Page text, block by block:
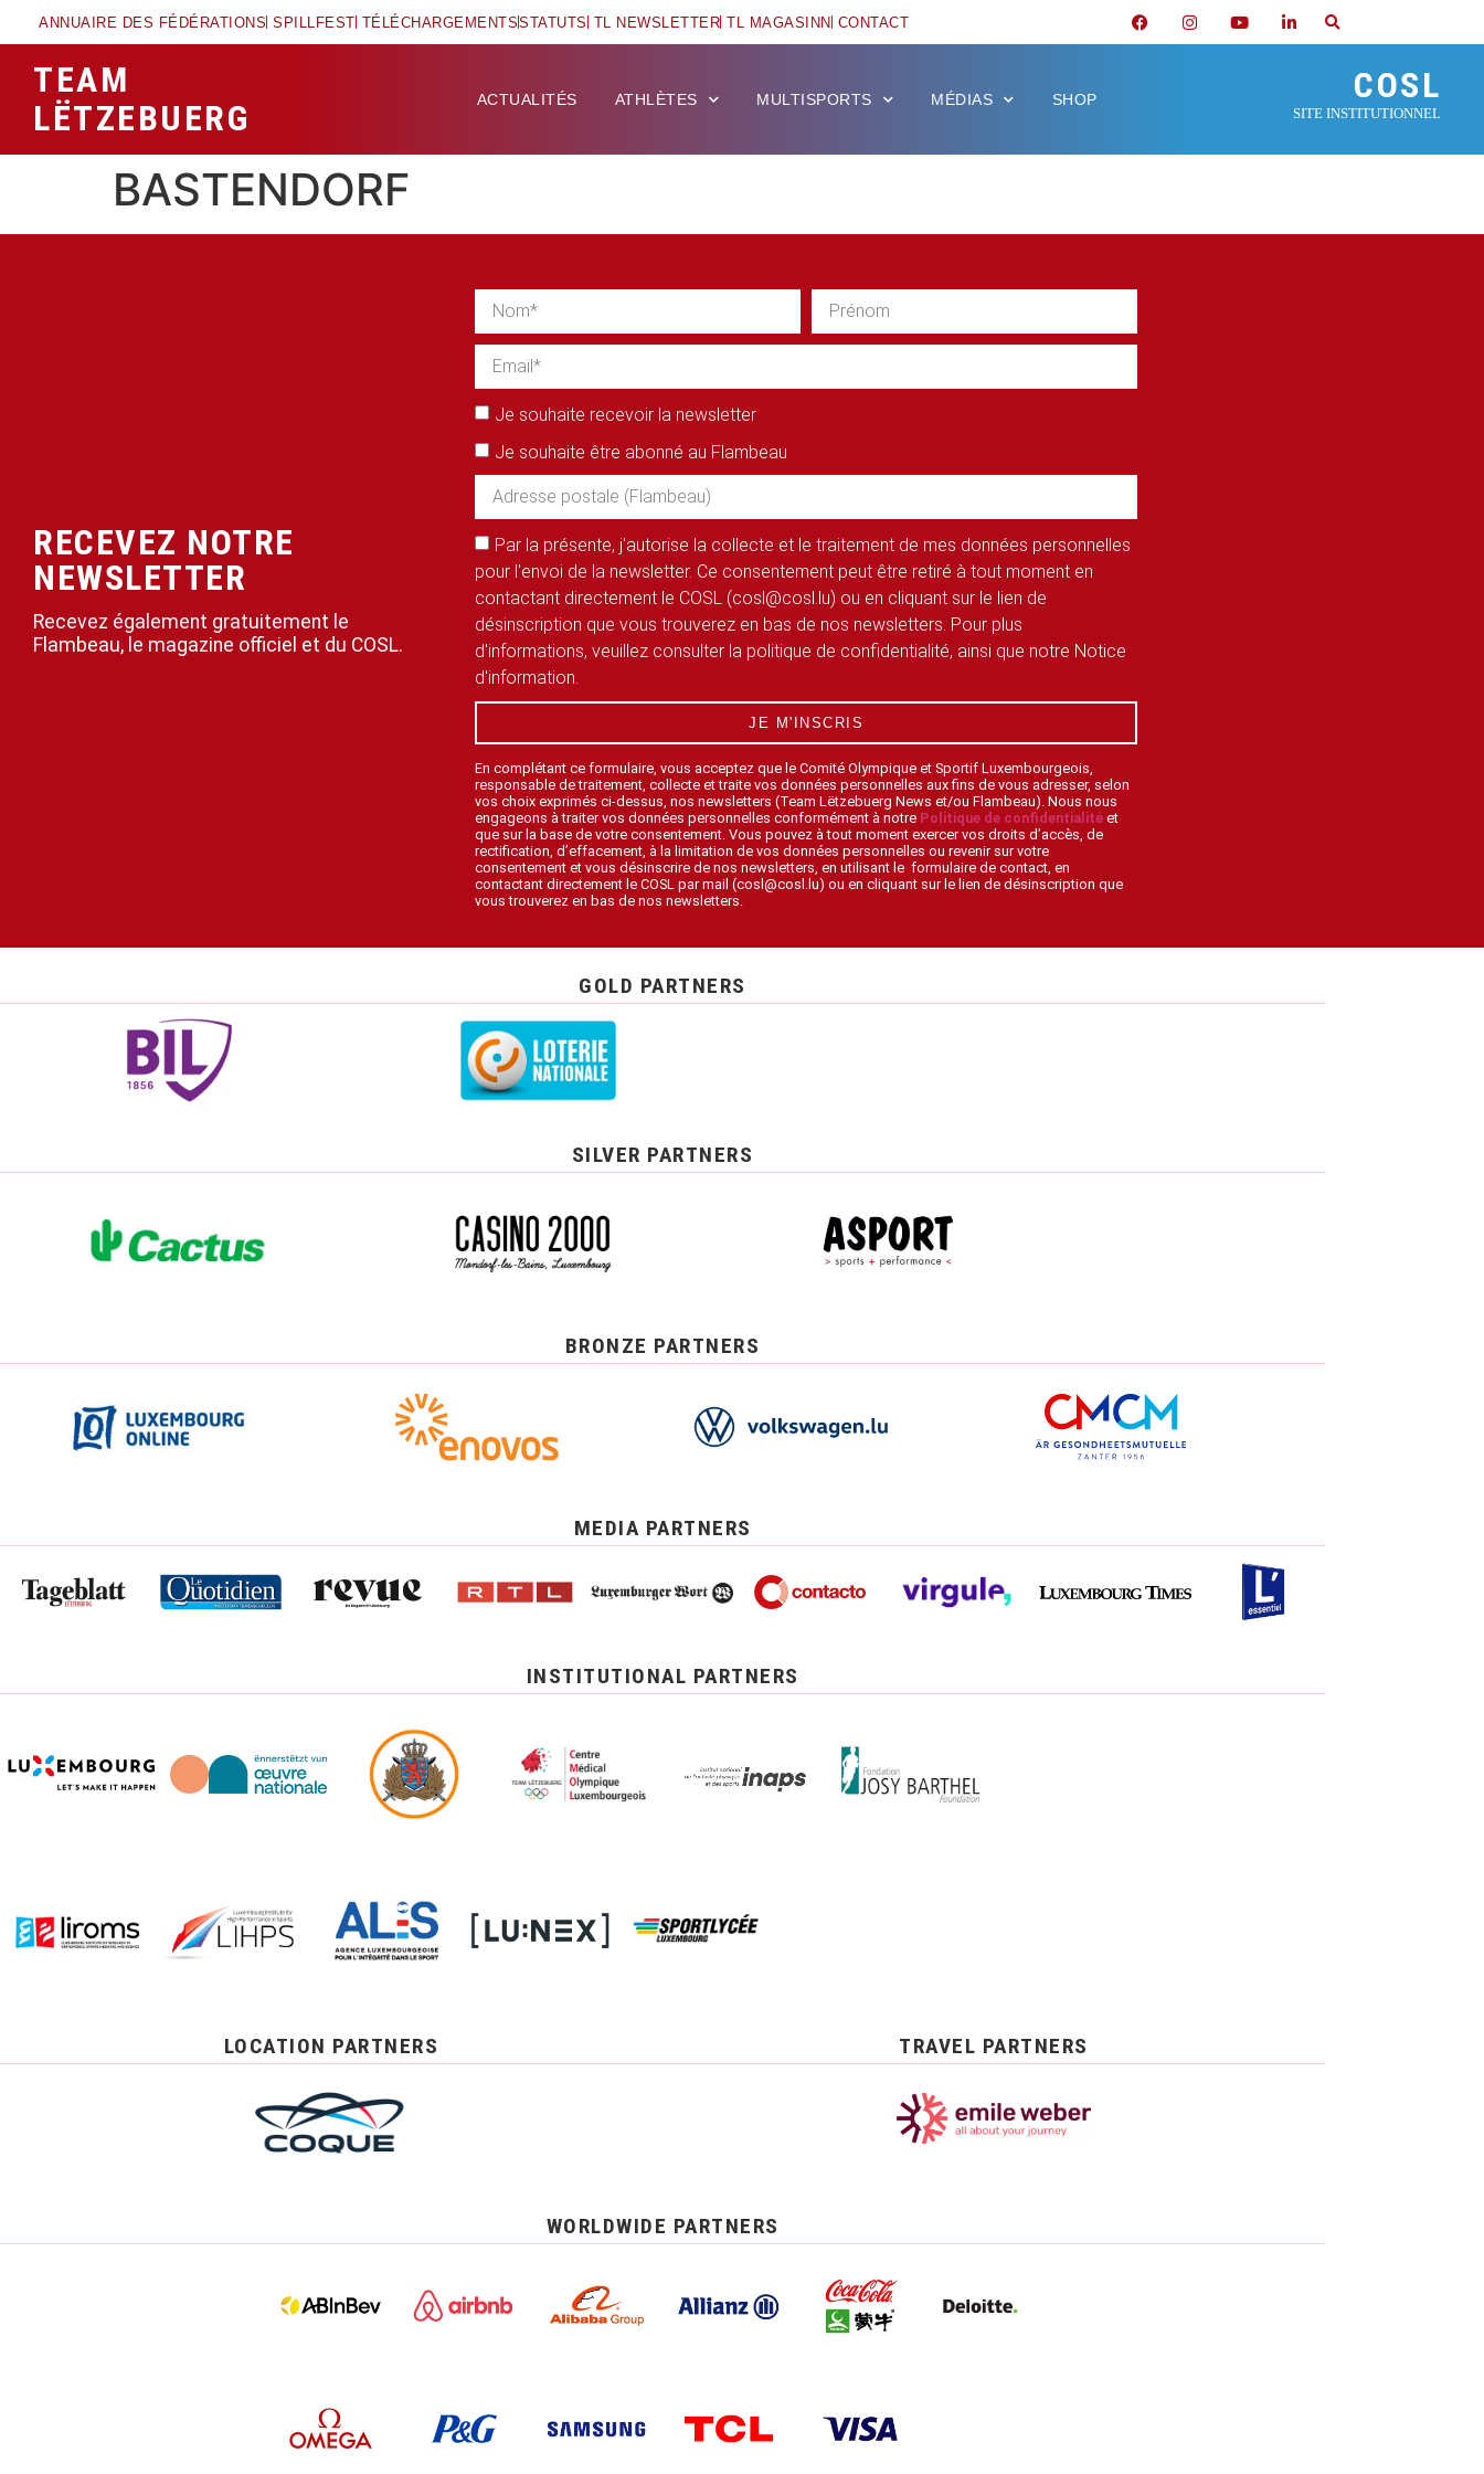
ANNUAIRE DES FÉDÉRATIONS SPILLFEST TÉLÉCHARGEMENTSSTATUTS TL NEWSLETTER TL MAGASINN CONTACT
TEAM
LËTZEBUERG
ACTUALITÉS ATHLÈTES MULTISPORTS MÉDIAS SHOP COSL
SITE INSTITUTIONNEL
BASTENDORF
RECEVEZ NOTRE
NEWSLETTER
Recevez également gratuitement le
Flambeau, le magazine officiel et du COSL.
Je souhaite recevoir la newsletter
Je souhaite être abonné au Flambeau
Par la présente, j'autorise la collecte et le traitement de mes données personnelles
pour l'envoi de la newsletter. Ce consentement peut être retiré à tout moment en
contactant directement le COSL (cosl@cosl.lu) ou en cliquant sur le lien de
désinscription que vous trouverez en bas de nos newsletters. Pour plus
d'informations, veuillez consulter la politique de confidentialité, ainsi que notre Notice
d'information.
JE M'INSCRIS
En complétant ce formulaire, vous acceptez que le Comité Olympique et Sportif Luxembourgeois,
responsable de traitement, collecte et traite vos données personnelles aux fins de vous adresser, selon
vos choix exprimés ci-dessus, nos newsletters (Team Lëtzebuerg News et/ou Flambeau). Nous nous
engageons à traiter vos données personnelles conformément à notre Politique de confidentialité et
que sur la base de votre consentement. Vous pouvez à tout moment exercer vos droits d’accès, de
rectification, d’effacement, à la limitation de vos données personnelles ou revenir sur votre
consentement et vous désinscrire de nos newsletters, en utilisant le formulaire de contact, en
contactant directement le COSL par mail (cosl@cosl.lu) ou en cliquant sur le lien de désinscription que
vous trouverez en bas de nos newsletters.
GOLD PARTNERS
SILVER PARTNERS
BRONZE PARTNERS
MEDIA PARTNERS
INSTITUTIONAL PARTNERS
LOCATION PARTNERS TRAVEL PARTNERS
WORLDWIDE PARTNERS